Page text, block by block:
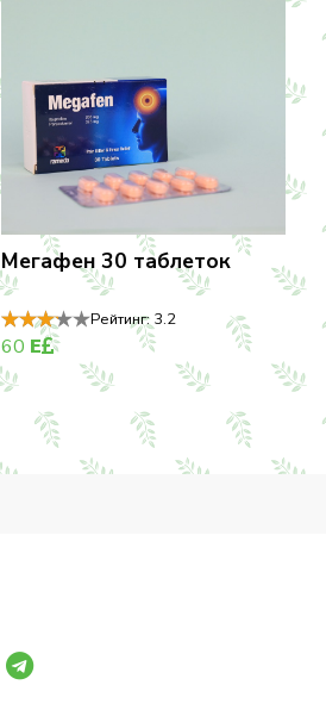
Мегафен 30 таблеток
Рейтинг: 3.2
60 E